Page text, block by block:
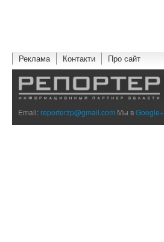
Реклама Контакти Про сайт
Email:reporterzp@gmail.com Мы вGoogle+